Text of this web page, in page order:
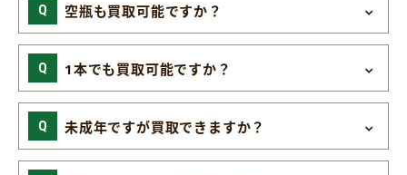
空瓶も買取可能ですか？
1本でも買取可能ですか？
未成年ですが買取できますか？